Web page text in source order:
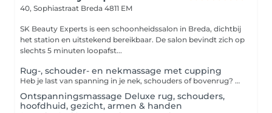
40, Sophiastraat Breda 4811 EM
SK Beauty Experts is een schoonheidssalon in Breda, dichtbij
het station en uitstekend bereikbaar. De salon bevindt zich op
slechts 5 minuten loopafst...
Rug-, schouder- en nekmassage met cupping
Heb je last van spanning in je nek, schouders of bovenrug? De rug- en schoudermassage is een ontspannende behandeling die vastzittende spieren losmaakt en opgebouwde stress vermindert. Tijdens deze massage combineer ik manuele massagetechnieken met cupping. Cupping stimuleert de doorbloeding, helpt afvalstoffen af te voeren en werkt diep in op verklevingen en spierspanning. Dit zorgt voor extra ontspanning en verlichting bij nek-, schouder- en rugklachten. Ideaal als je veel zit, achter een bureau werkt of regelmatig spanningshoofdpijn ervaart. Beperkingen: Niet geschikt bij zwangerschap, actieve acne op het te behandelen gebied, huidinfecties, koorts of ontstekingen. Goed om te weten: Draag bij voorkeur loszittende kleding. Voor de massage wordt gevraagd de bovenkleding uit te doen. Sieraden graag vooraf verwijderen. Geef eventuele klachten of blessures altijd vooraf door. Bij het gebruik van bloedverdunners zal de cupping worden weggelaten.
Ontspanningsmassage Deluxe rug, schouders,
hoofdhuid, gezicht, armen & handen